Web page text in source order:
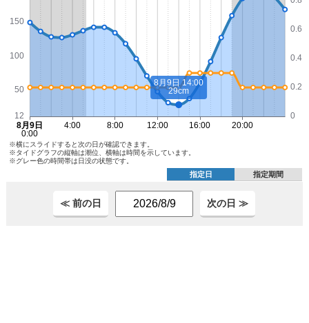
※横にスライドすると次の日が確認できます。
※タイドグラフの縦軸は潮位、横軸は時間を示しています。
※グレー色の時間帯は日没の状態です。
指定日 指定期間
≪ 前の日 次の日 ≫